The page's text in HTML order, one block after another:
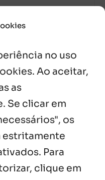
no uso
Ao aceitar,
as
Se clicar em
os
estritamente
Para
clique em
2026)
2026)
de 2026)